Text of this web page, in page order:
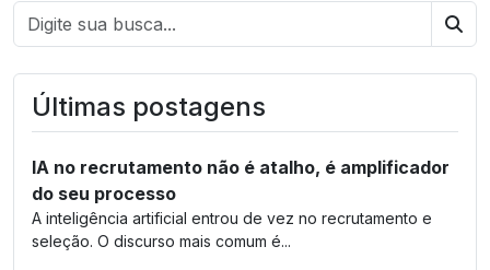
Últimas postagens
IA no recrutamento não é atalho, é amplificador
do seu processo
A inteligência artificial entrou de vez no recrutamento e
seleção. O discurso mais comum é...